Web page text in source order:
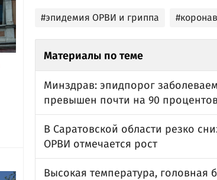
#эпидемия ОРВИ и гриппа
Материалы по теме
Минздрав: эпидпорог
превышен почти на 90 процентов
В Саратовской области резко
ОРВИ отмечается рост
Высокая температура, головная